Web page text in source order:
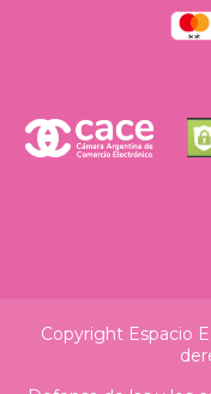
Copyright Espacio